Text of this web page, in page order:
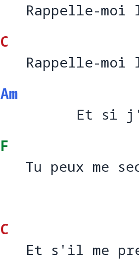
Rappelle-moi
Rappelle-moi
C
Rappelle-moi
Rappelle-moi
Am
Et si
Et si
F
Tu peux me
Tu peux me
C
Et s'il me
Et s'il me